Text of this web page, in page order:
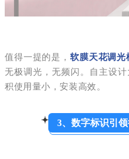
值得一提的是， 软膜天花调
无极调光， 无频闪。自主设
积使用量小，安装高效。
3、数字标识引